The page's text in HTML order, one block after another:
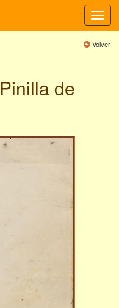
Volver
Pinilla de